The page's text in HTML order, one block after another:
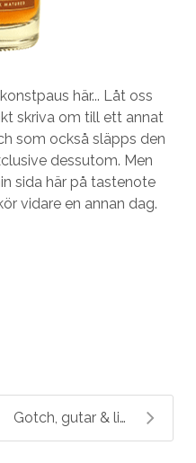
här... Låt oss
skriva om till ett annat
som också släpps den
dessutom. Men
sida här på tastenote
vidare en annan dag.
Gotch, gutar & lime